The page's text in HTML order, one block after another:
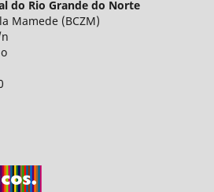
do Rio Grande do Norte
Mamede (BCZM)